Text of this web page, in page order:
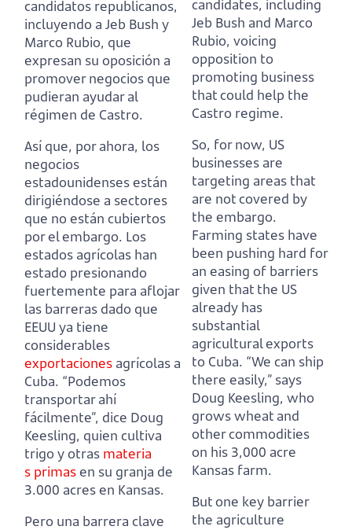
candidatos republicanos,
incluyendo a Jeb Bush y
Marco Rubio, que
expresan su oposición a
promover negocios que
pudieran ayudar al
régimen de Castro.
Así que, por ahora, los
negocios
estadounidenses están
dirigiéndose a sectores
que no están cubiertos
por el embargo. Los
estados agrícolas han
estado presionando
fuertemente para aflojar
las barreras dado que
EEUU ya tiene
considerables
exportaciones agrícolas a
Cuba. “Podemos
transportar ahí
fácilmente”, dice Doug
Keesling, quien cultiva
trigo y otras materia
s primasen su granja de
3.000 acres en Kansas.
Pero una barrera clave
candidates, including
Jeb Bush and Marco
Rubio, voicing
opposition to
promoting business
that could help the
Castro regime.
So, for now, US
businesses are
targeting areas that
are not covered by
the embargo.
Farming states have
been pushing hard for
an easing of barriers
given that the US
already has
substantial
agricultural exports
to Cuba. “We can ship
there easily,” says
Doug Keesling, who
grows wheat and
other commodities
on his 3,000 acre
Kansas farm.
But one key barrier
the agriculture